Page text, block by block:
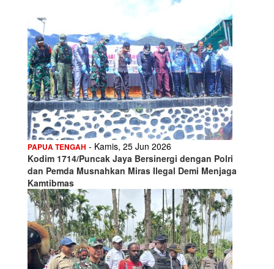
PAPUA TENGAH - Kamis, 25 Jun 2026
Kodim 1714/Puncak Jaya Bersinergi dengan Polri
dan Pemda Musnahkan Miras Ilegal Demi Menjaga
Kamtibmas